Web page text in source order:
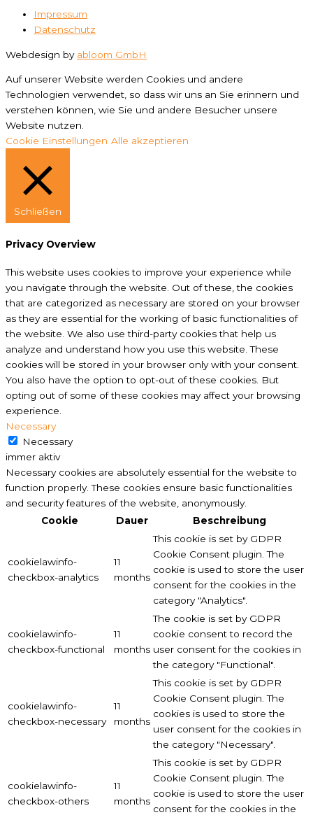
Impressum
Datenschutz
Webdesign by abloom GmbH
Auf unserer Website werden Cookies und andere
Technologien verwendet, so dass wir uns an Sie erinnern und
verstehen können, wie Sie und andere Besucher unsere
Website nutzen.
Cookie Einstellungen Alle akzeptieren
Schließen
Privacy Overview
This website uses cookies to improve your experience while
you navigate through the website. Out of these, the cookies
that are categorized as necessary are stored on your browser
as they are essential for the working of basic functionalities of
the website. We also use third-party cookies that help us
analyze and understand how you use this website. These
cookies will be stored in your browser only with your consent.
You also have the option to opt-out of these cookies. But
opting out of some of these cookies may affect your browsing
experience.
Necessary
Necessary
immer aktiv
Necessary cookies are absolutely essential for the website to
function properly. These cookies ensure basic functionalities
and security features of the website, anonymously.
Cookie
Dauer Beschreibung
cookielawinfo-
checkbox-analytics
11
months
This cookie is set by GDPR
Cookie Consent plugin. The
cookie is used to store the user
consent for the cookies in the
category "Analytics".
cookielawinfo-
checkbox-functional
11
months
The cookie is set by GDPR
cookie consent to record the
user consent for the cookies in
the category "Functional".
cookielawinfo-
checkbox-necessary
11
months
This cookie is set by GDPR
Cookie Consent plugin. The
cookies is used to store the
user consent for the cookies in
the category "Necessary".
cookielawinfo-
checkbox-others
11
months
This cookie is set by GDPR
Cookie Consent plugin. The
cookie is used to store the user
consent for the cookies in the